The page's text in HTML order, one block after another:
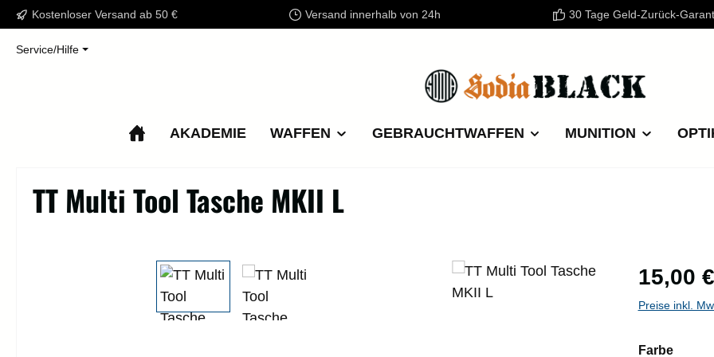
Hauptinhalt springen
Zur Suche springen
Zur Hauptnavigation springen
Kostenloser Versand ab 50 € Versand innerhalb von 24h 30 Tage Geld-Zurück-
Service/Hilfe
AKADEMIE WAFFEN GEBRAUCHTWAFFEN MUNITION
TT Multi Tool Tasche MKII L
Bildergalerie überspringen Regulärer
15,00 €
Preise inkl.
Farbe